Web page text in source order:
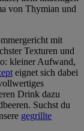
von Thymian und
mit
Texturen und
kleiner Aufwand,
eignet sich dabei
Drink dazu
Suchst du
gegrillte